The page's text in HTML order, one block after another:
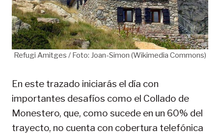
Refugi Amitges / Foto: Joan-Simon (Wikimedia Commons)
En este trazado iniciarás el día con
importantes desafíos como el Collado de
Monestero, que, como sucede en un 60% del
trayecto, no cuenta con cobertura telefónica